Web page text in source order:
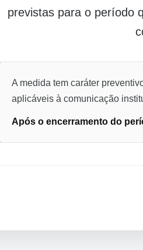
previstas para o período
A medida tem caráter
aplicáveis à comunicação
Após o encerramento do